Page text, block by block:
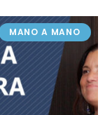
MANO A MANO